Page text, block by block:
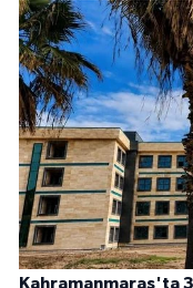
Kahramanmaraş'ta